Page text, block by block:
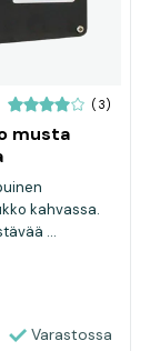
(3)
musta
kahvassa.
...
Varastossa